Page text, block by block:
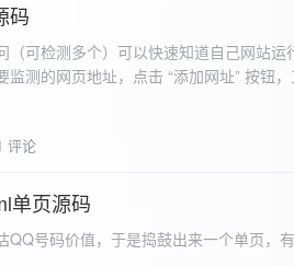
码
（可检测多个）可以快速知道自己网站
测的网页地址，点击 “添加网址” 按钮
址选项。筛选网址：右侧面板有一个 “
以在输入框中设置监测间隔时间（单位为
，工具会立即对所有已添加的网址进行
” 按钮可停止监测。重试机制：在进行网
评论
单页源码
QQ号码价值，于是捣鼓出来一个单页，